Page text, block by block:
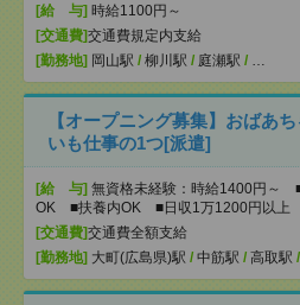
[給 与] 時給1100円～
[交通費]交通費規定内支給
[勤務地] 岡山駅 / 柳川駅 / 庭瀬駅 /
【オープニング募集】おばあ
いも仕事の1つ[派遣]
[給 与] 無資格未経験：時給1400円～
OK ■扶養内OK ■日収1万1200円以上
[交通費]交通費全額支給
[勤務地] 大町(広島県)駅 / 中筋駅 / 高取駅 /